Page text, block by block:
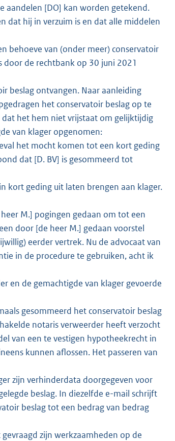
aandelen [DO] kan worden getekend.
dat hij in verzuim is en dat alle middelen
behoeve van (onder meer) conservatoir
door de rechtbank op 30 juni 2021
beslag ontvangen. Naar aanleiding
het conservatoir beslag op te
het hem niet vrijstaat om gelijktijdig
van klager opgenomen:
het mocht komen tot een kort geding
dat [D. BV] is gesommeerd tot
kort geding uit laten brengen aan klager.
M.] pogingen gedaan om tot een
door [de heer M.] gedaan voorstel
eerder vertrek. Nu de advocaat van
in de procedure te gebruiken, acht ik
en de gemachtigde van klager gevoerde
gesommeerd het conservatoir beslag
notaris verweerder heeft verzocht
van een te vestigen hypotheekrecht in
kunnen aflossen. Het passeren van
zijn verhinderdata doorgegeven voor
beslag. In diezelfde e-mail schrijft
beslag tot een bedrag van bedrag
zijn werkzaamheden op de